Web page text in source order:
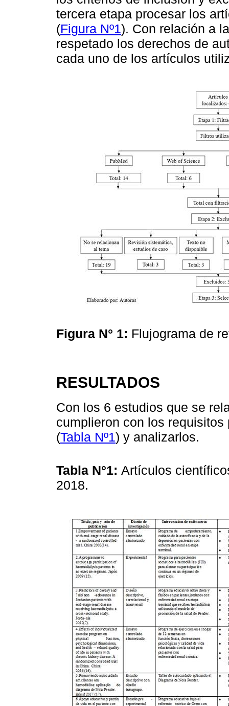
tercera etapa procesar los
(Figura Nº1). Con relación a
respetado los derechos de
cada uno de los artículos
Figura N° 1: Flujograma de
RESULTADOS
Con los 6 estudios que se
cumplieron con los
(Tabla Nº1) y analizarlos.
Tabla N°1: Artículos
2018.